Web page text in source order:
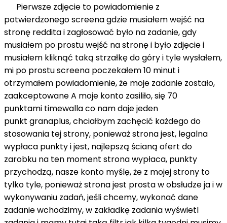
Pierwsze zdjęcie to powiadomienie z
potwierdzonegoscreenagdzie musiałem wejść na
stronę redditai zagłosować było na zadanie, gdy
musiałem po prostu wejść na stronę i było zdjęcie i
musiałem kliknąć taką strzałkę do góry i tyle wysłałem,
mi po prostuscreena poczekałem 10 minut i
otrzymałem powiadomienie, że moje zadanie zostało,
zaakceptowane A moje konto zasiliło, się 70
punktami timewallaco nam daje jeden
punkt granaplus, chciałbym zachęcić każdego do
stosowania tej strony, ponieważ strona jest, legalna
wypłaca punkty i jest, najlepszą ścianą ofert do
zarobku na ten moment strona wypłaca, punkty
przychodzą, nasze konto myślę, że z mojej strony to
tylko tyle, ponieważ strona jest prosta w obsłudze ja i w
wykonywaniu zadań, jeśli chcemy, wykonać dane
zadanie wchodzimy, w zakładkę zadania wyświetl